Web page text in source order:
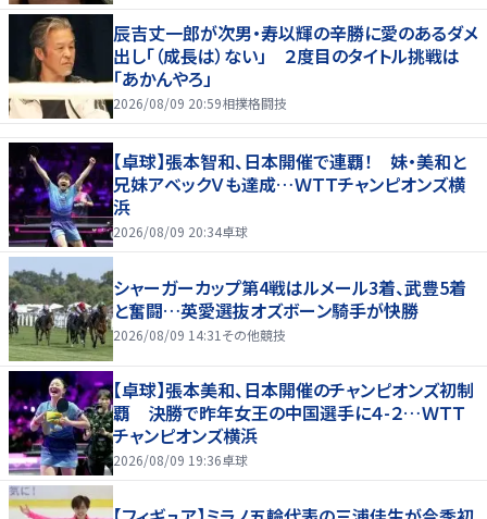
辰吉丈一郎が次男・寿以輝の辛勝に愛のあるダメ
出し「（成長は）ない」 ２度目のタイトル挑戦は
「あかんやろ」
2026/08/09 20:59相撲格闘技
【卓球】張本智和、日本開催で連覇！ 妹・美和と
兄妹アベックＶも達成…ＷＴＴチャンピオンズ横
浜
2026/08/09 20:34卓球
シャーガーカップ第4戦はルメール3着、武豊5着
と奮闘…英愛選抜オズボーン騎手が快勝
2026/08/09 14:31 その他競技
【卓球】張本美和、日本開催のチャンピオンズ初制
覇 決勝で昨年女王の中国選手に４-２…ＷＴＴ
チャンピオンズ横浜
2026/08/09 19:36卓球